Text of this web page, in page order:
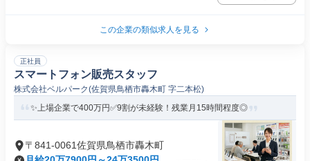
この企業の類似求人を見る
正社員
スマートフォン販売スタッフ
株式会社ベルパーク(佐賀県鳥栖市轟木町 字二本松)
✨上場企業で400万円✅️9割が未経験！残業月15時間程度◎
〒841-0061佐賀県鳥栖市轟木町